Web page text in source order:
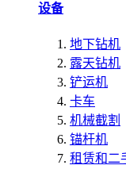
设备
地下钻机
露天钻机
铲运机
卡车
机械截割
锚杆机
租赁和二